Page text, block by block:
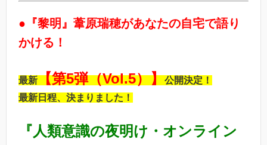
●『黎明』葦原瑞穂があなたの自宅で語り
かける！
最新【第5弾（Vol.5）】公開決定！
最新日程、決まりました！
『人類意識の夜明け・オンライン